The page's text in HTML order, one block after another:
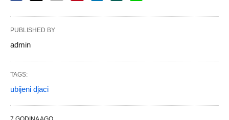
PUBLISHED BY
admin
TAGS:
ubijeni djaci